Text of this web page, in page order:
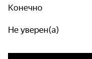
Конечно
Не уверен(а)